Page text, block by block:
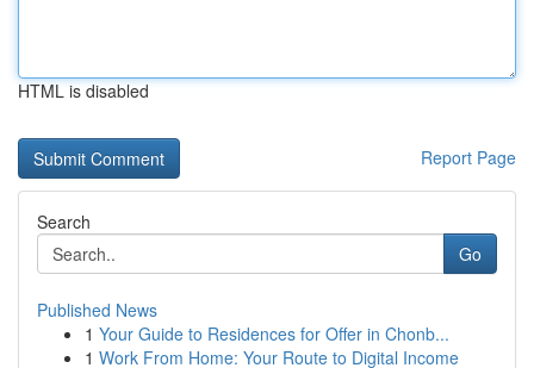
HTML is disabled
Report Page
Search
Go
Published News
1 Your Guide to Residences for Offer in Chonb...
1 Work From Home: Your Route to Digital Income